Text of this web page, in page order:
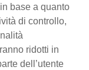
base a quanto
di controllo,
ridotti in
dell’utente